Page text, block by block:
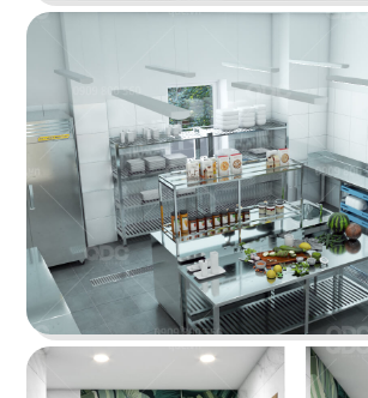
PAT KAO THAI BẾN
Dấu ấn Thái trên nền không gian nội
Chi tiết